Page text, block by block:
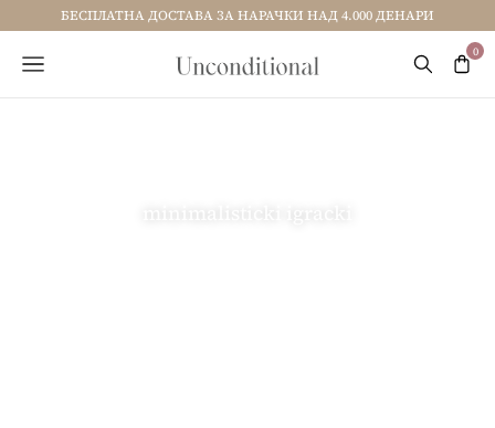
БЕСПЛАТНА ДОСТАВА ЗА НАРАЧКИ НАД 4.000 ДЕНАРИ